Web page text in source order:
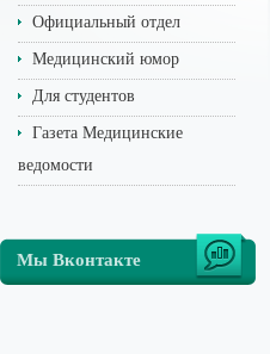
Официальный отдел
Медицинский юмор
Для студентов
Газета Медицинские
ведомости
Мы Вконтакте